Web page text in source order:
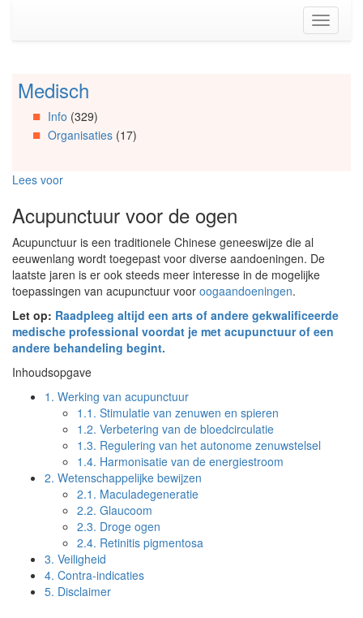
(Accesskey
Toggle
Spring
Artikels
Spring
Spring
Organisaties
naar
Social
media
Medisch
Info (329)
Organisaties(17)
Lees voor
Acupunctuur voor de ogen
Acupunctuur is een traditionele Chinese geneeswijze die al
eeuwenlang wordt toegepast voor diverse aandoeningen. De
laatste jaren is er ook steeds meer interesse in de mogelijke
toepassingen van acupunctuur voor oogaandoeningen.
Let op: Raadpleeg altijd een arts of andere gekwalificeerde
medische professional voordat je met acupunctuur of een
andere behandeling begint.
Inhoudsopgave
1. Werking van acupunctuur
1.1. Stimulatie van zenuwen en spieren
1.2. Verbetering van de bloedcirculatie
1.3. Regulering van het autonome zenuwstelsel
1.4. Harmonisatie van de energiestroom
2. Wetenschappelijke bewijzen
2.1. Maculadegeneratie
2.2. Glaucoom
2.3. Droge ogen
2.4. Retinitis pigmentosa
3. Veiligheid
4. Contra-indicaties
5. Disclaimer